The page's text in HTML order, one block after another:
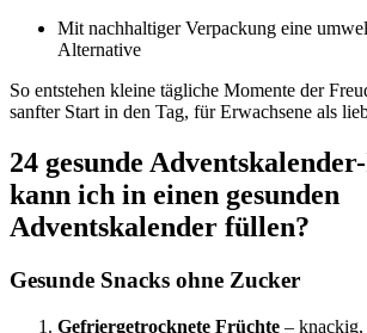
Mit nachhaltiger Verpackung eine
Alternative
So entstehen kleine tägliche Momente der
sanfter Start in den Tag, für Erwachsene als
24 gesunde
kann ich in einen gesunden
Adventskalender füllen?
Gesunde Snacks ohne Zucker
Gefriergetrocknete Früchte –